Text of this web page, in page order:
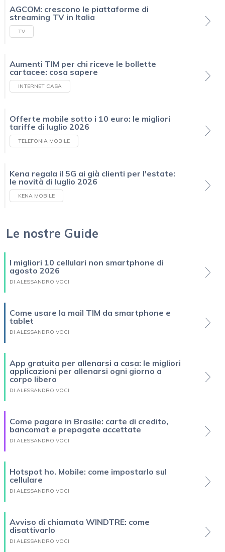
AGCOM: crescono le piattaforme di
streaming TV in Italia
TV
Aumenti TIM per chi riceve le bollette
cartacee: cosa sapere
INTERNET CASA
Offerte mobile sotto i 10 euro: le migliori
tariffe di luglio 2026
TELEFONIA MOBILE
Kena regala il 5G ai già clienti per l'estate:
le novità di luglio 2026
KENA MOBILE
Le nostre Guide
I migliori 10 cellulari non smartphone di
agosto 2026
DI ALESSANDRO VOCI
Come usare la mail TIM da smartphone e
tablet
DI ALESSANDRO VOCI
App gratuita per allenarsi a casa: le migliori
applicazioni per allenarsi ogni giorno a
corpo libero
DI ALESSANDRO VOCI
Come pagare in Brasile: carte di credito,
bancomat e prepagate accettate
DI ALESSANDRO VOCI
Hotspot ho. Mobile: come impostarlo sul
cellulare
DI ALESSANDRO VOCI
Avviso di chiamata WINDTRE: come
disattivarlo
DI ALESSANDRO VOCI